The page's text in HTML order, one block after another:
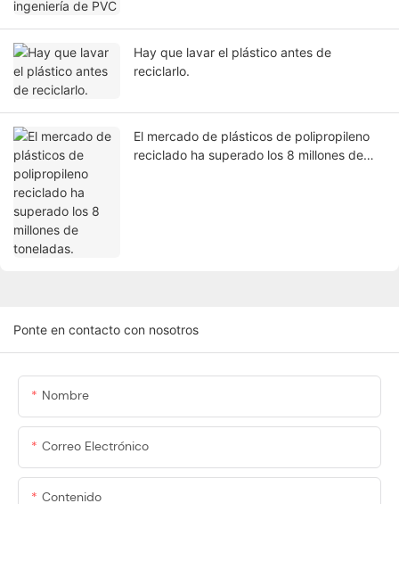
Hay que lavar el plástico antes de
reciclarlo.
El mercado de plásticos de polipropileno
reciclado ha superado los 8 millones de
Ponte en contacto con nosotros
Nombre
Correo Electrónico
Contenido